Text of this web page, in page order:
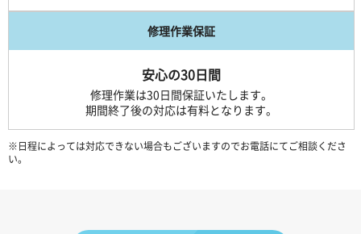
修理作業保証
安心の30日間
修理作業は30日間保証いたします。
期間終了後の対応は有料となります。
※日程によっては対応できない場合もございますのでお電話にてご相談くださ
い。